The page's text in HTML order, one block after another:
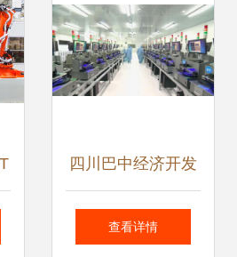
四川巴中经济开发
区管理委员会软件
查看详情